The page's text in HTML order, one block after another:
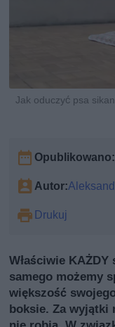
Jak oduczyć psa
Opublikowano:
Autor:
Drukuj
Właściwie
samego możemy
większość
boksie. Za wyjątki